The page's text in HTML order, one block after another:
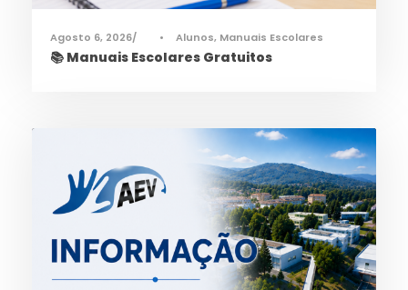
Agosto 6, 2026 • Alunos, Manuais Escolares
📚 Manuais Escolares Gratuitos